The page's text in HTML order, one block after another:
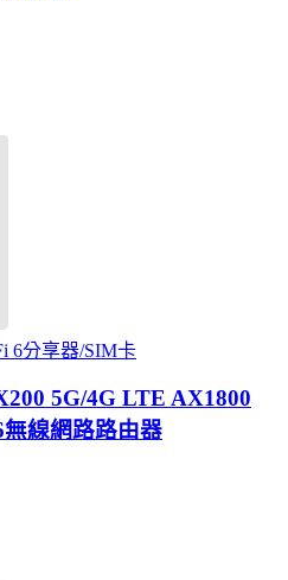
6分享器/SIM卡
5G/4G LTE AX1800
線網路路由器